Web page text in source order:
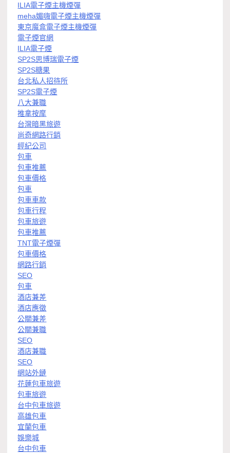
ILIA電子煙主機煙彈
meha媚嗨電子煙主機煙彈
東京魔盒電子煙主機煙彈
電子煙官網
ILIA電子煙
SP2S思博瑞電子煙
SP2S糖果
台北私人招待所
SP2S電子煙
八大兼職
推拿按摩
台灣暗黑旅遊
尚奇網路行銷
經紀公司
包車
包車推薦
包車價格
包車
包車車款
包車行程
包車旅遊
包車推薦
TNT電子煙彈
包車價格
網路行銷
SEO
包車
酒店兼差
酒店應徵
公關兼差
公關兼職
SEO
酒店兼職
SEO
網站外鏈
花蓮包車旅遊
包車旅遊
台中包車旅遊
高雄包車
宜蘭包車
娛樂城
台中包車